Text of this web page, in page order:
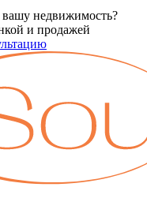
вашу недвижимость?
и продажей